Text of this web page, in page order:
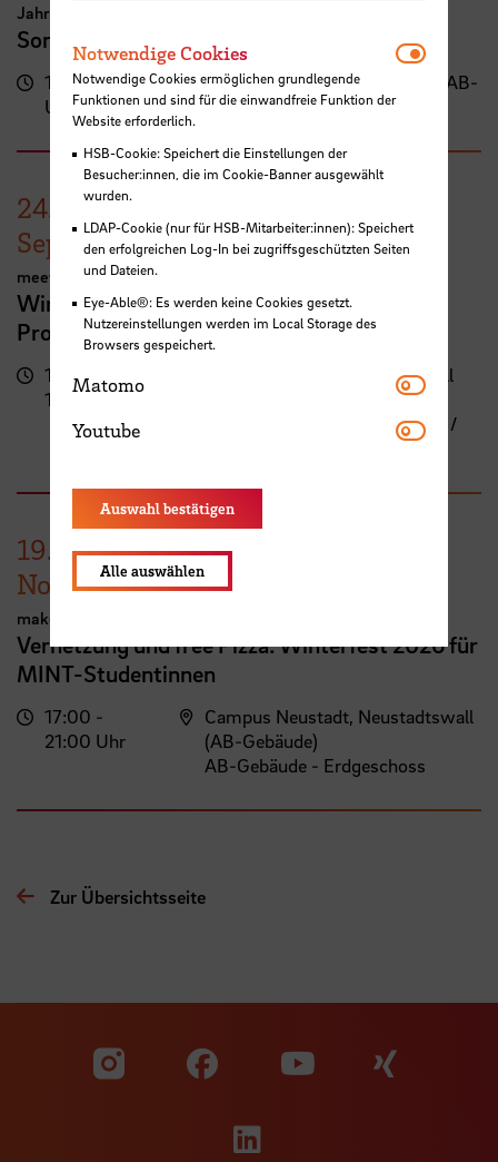
Jahresausstellung der School of Architecture Bremen
Sommerschau 2026
17:00
Uhr
Campus Neustadt, Neustadtswall (AB-
Gebäude)
24.
September
meetMINT
Wir feiern Frauen in MINT – 10 Jahre
Programm meetMINT
17:00 -
19:30 Uhr
Campus Neustadt, Neustadtswall
AB-Gebäude - 10. Obergeschoss /
Staffelgeschoss / Sky Lounge
19.
November
makeMINT
Vernetzung und free Pizza: Winterfest 2026 für
MINT-Studentinnen
17:00 -
21:00 Uhr
Campus Neustadt, Neustadtswall
(AB-Gebäude)
AB-Gebäude - Erdgeschoss
Zur Übersichtsseite
Zu unserer Facebook
Zu
Zu unserer
Notwendige Cookies
Notwendige Cookies ermöglichen grundlegende
Funktionen und sind für die einwandfreie Funktion der
Website erforderlich.
HSB-Cookie: Speichert die Einstellungen der
Besucher:innen, die im Cookie-Banner ausgewählt
wurden.
LDAP-Cookie (nur für HSB-Mitarbeiter:innen): Speichert
den erfolgreichen Log-In bei zugriffsgeschützten Seiten
und Dateien.
Eye-Able®: Es werden keine Cookies gesetzt.
Nutzereinstellungen werden im Local Storage des
Browsers gespeichert.
Matomo Matomo
Youtube Youtube
Auswahl bestätigen
Alle auswählen